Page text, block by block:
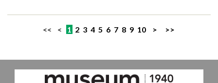
<< < 1 2 3 4 5 6 7 8 9 10 > >>